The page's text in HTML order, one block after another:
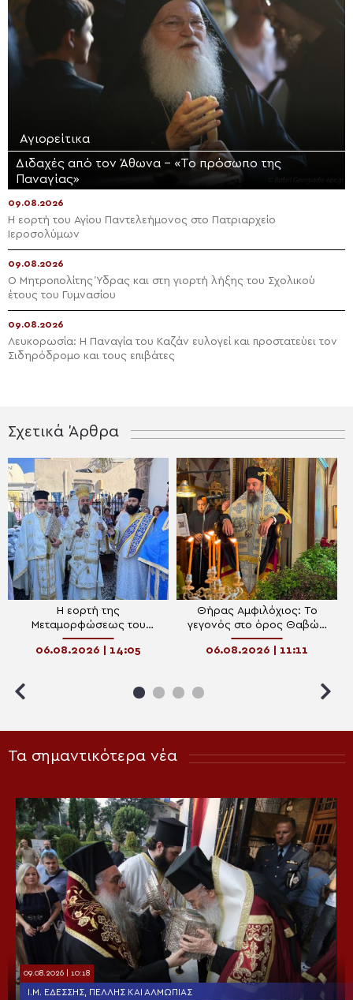
Αγιορείτικα
Διδαχές από τον Άθωνα – «Το πρόσωπο της
Παναγίας»
09.08.2026
Η εορτή του Αγίου Παντελεήμονος στο Πατριαρχείο
Ιεροσολύμων
09.08.2026
Ο Μητροπολίτης Ύδρας και στη γιορτή λήξης του Σχολικού
έτους του Γυμνασίου
09.08.2026
Λευκορωσία: Η Παναγία του Καζάν ευλογεί και προστατεύει τον
Σιδηρόδρομο και τους επιβάτες
Σχετικά Άρθρα
Η εορτή της
Μεταμορφώσεως του
Σωτήρος στη Σαντορίνη
06.08.2026 | 14:05
Θήρας Αμφιλόχιος: Το
γεγονός στο όρος Θαβώρ
αποτελεί αλλά μία
πρόσκληση προς κάθε
06.08.2026 | 11:11
Τα σημαντικότερα νέα
09.08.2026 | 10:18
Ι.Μ. ΕΔΈΣΣΗΣ, ΠΈΛΛΗΣ ΚΑΙ ΑΛΜΩΠΊΑΣ